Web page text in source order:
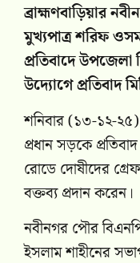
ব্রাহ্মণবাড়িয়ার
মুখ্যপাত্র শরিফ
প্রতিবাদে
উদ্যোগে প্রতিবাদ
শনিবার (১৩-১২-২৫)
প্রধান সড়কে
রোডে দোষীদের
বক্তব্য প্রদান করেন।
নবীনগর পৌর
ইসলাম শাহীনের